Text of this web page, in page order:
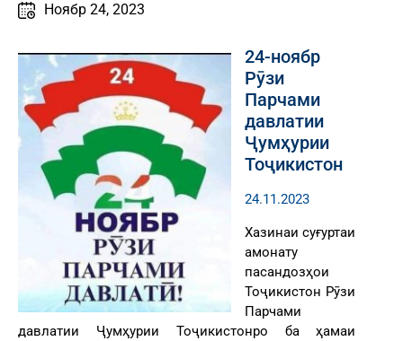
Ноябр 24, 2023
24-ноябр
Рӯзи
Парчами
давлатии
Ҷумҳурии
Тоҷикистон
24.11.2023
Хазинаи суғуртаи
амонату
пасандозҳои
Тоҷикистон Рӯзи
Парчами
давлатии Ҷумҳурии Тоҷикистонро ба ҳамаи